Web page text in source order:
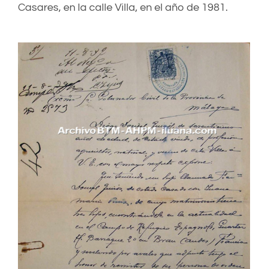
Casares, en la calle Villa, en el año de 1981.